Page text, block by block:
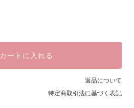
カートに入れる
返品について
特定商取引法に基づく表記